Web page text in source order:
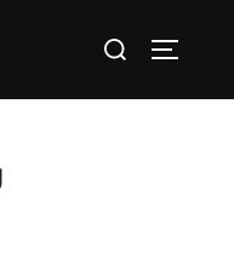
Suchen